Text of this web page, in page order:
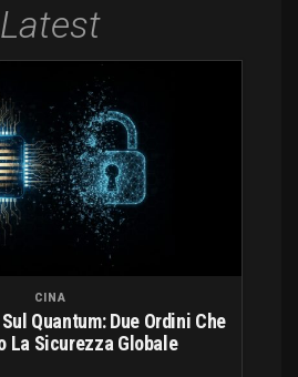
Latest
CINA
Quantum: Due Ordini Che
La Sicurezza Globale